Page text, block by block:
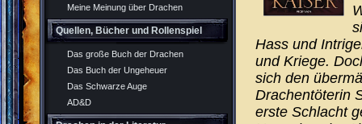
Meine Meinung über Drachen
Quellen, Bücher und Rollenspiel
Das große Buch der Drachen
Das Buch der Ungeheuer
Das Schwarze Auge
AD&D
Hass und
und Kriege.
sich den
Drachentöterin
erste Schlacht